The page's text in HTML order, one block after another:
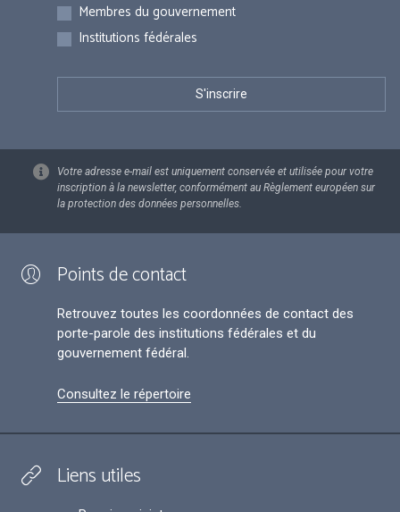
Membres du gouvernement
Institutions fédérales
Votre adresse e-mail est uniquement conservée et utilisée pour votre
inscription à la newsletter, conformément au Règlement européen sur
la protection des données personnelles.
Points de contact
Retrouvez toutes les coordonnées de contact des
porte-parole des institutions fédérales et du
gouvernement fédéral.
Consultez le répertoire
Liens utiles